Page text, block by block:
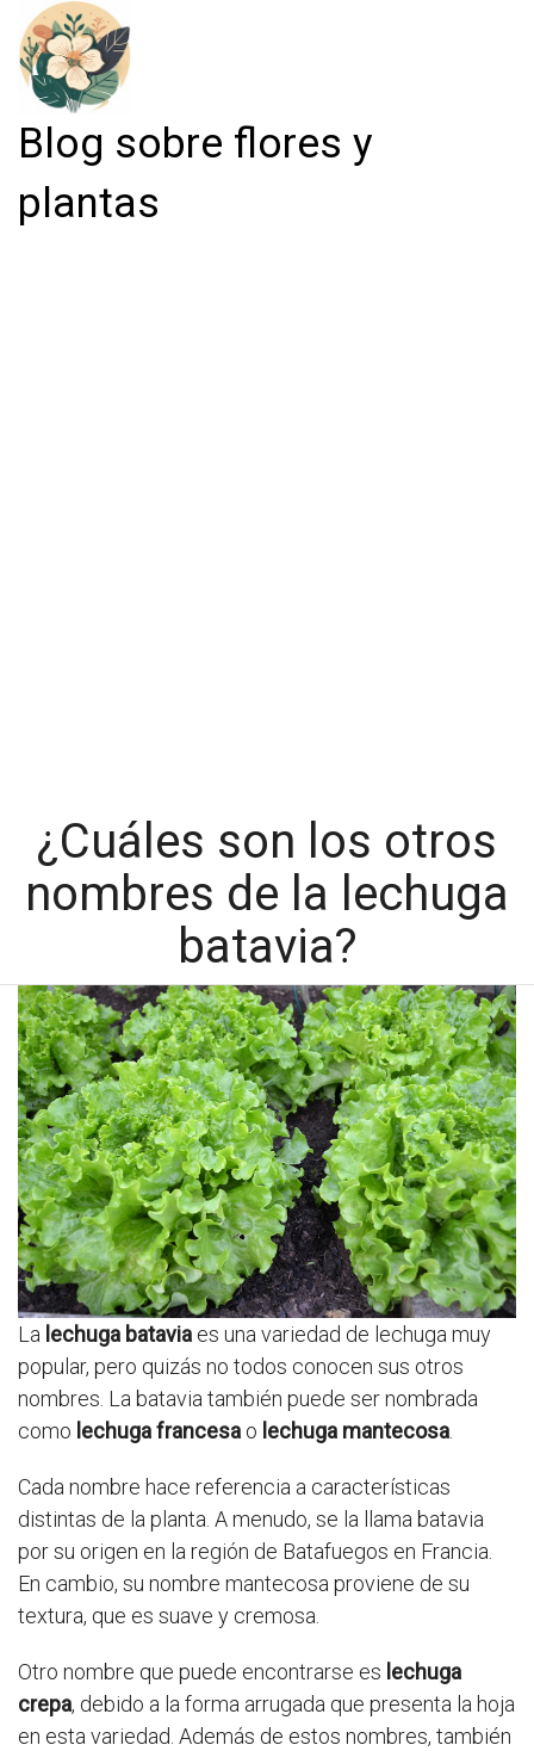
Blog sobre flores y
plantas
¿Cuáles son los otros
nombres de la lechuga
batavia?
La lechuga batavia es una variedad de lechuga muy
popular, pero quizás no todos conocen sus otros
nombres. La batavia también puede ser nombrada
como lechuga francesa o lechuga mantecosa
Cada nombre hace referencia a características
distintas de la planta. A menudo, se la llama batavia
por su origen en la región de Batafuegos en Francia.
En cambio, su nombre mantecosa proviene de su
textura, que es suave y cremosa.
Otro nombre que puede encontrarse es lechuga
crepa, debido a la forma arrugada que presenta la hoja
en esta variedad. Además de estos nombres, también